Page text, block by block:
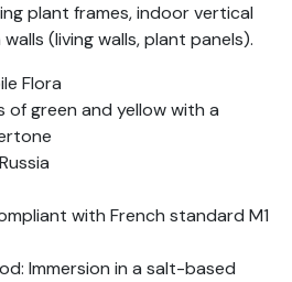
plant frames, indoor vertical
(living walls, plant panels).
Flora
of green and yellow with a
with French standard M1
Immersion in a salt-based